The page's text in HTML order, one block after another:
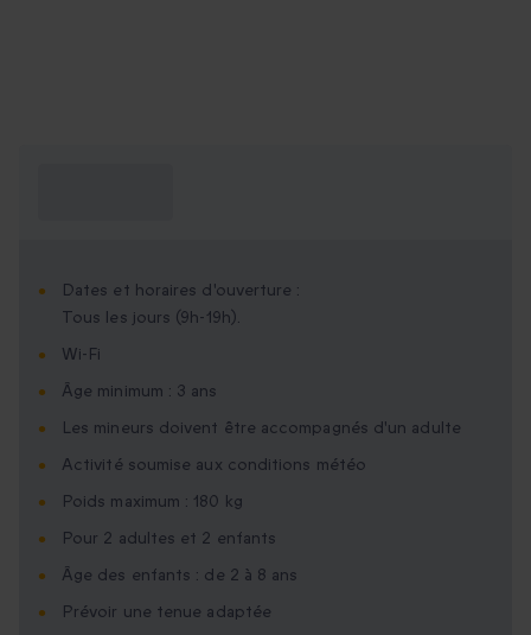
Dates et horaires d'ouverture :
Tous les jours (9h-19h).
Wi-Fi
Âge minimum : 3 ans
Les mineurs doivent être accompagnés d'un adulte
Activité soumise aux conditions météo
Poids maximum : 180 kg
Pour 2 adultes et 2 enfants
Âge des enfants : de 2 à 8 ans
Prévoir une tenue adaptée